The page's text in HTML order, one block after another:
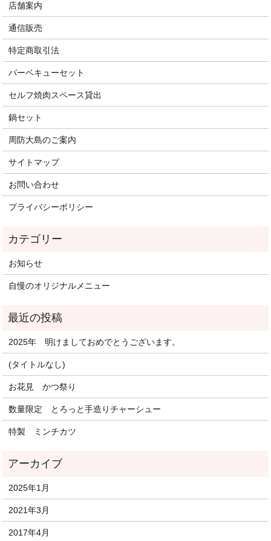
店舗案内
通信販売
特定商取引法
バーベキューセット
セルフ焼肉スペース貸出
鍋セット
周防大島のご案内
サイトマップ
お問い合わせ
プライバシーポリシー
お知らせ
自慢のオリジナルメニュー
2025年 明けましておめでとうございます。
(タイトルなし)
お花見 かつ祭り
数量限定 とろっと手造りチャーシュー
特製 ミンチカツ
2025年1月
2021年3月
2017年4月